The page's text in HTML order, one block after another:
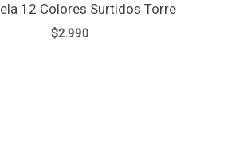
12 Colores Surtidos Torre
$2.990